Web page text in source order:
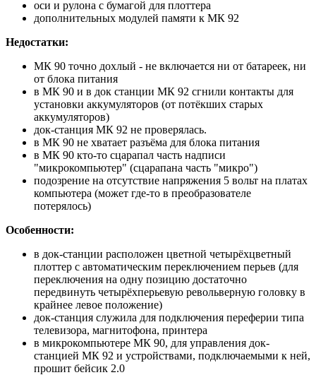
оси и рулона с бумагой для плоттера
дополнительных модулей памяти к МК 92
Недостатки:
МК 90 точно дохлый - не включается ни от батареек, ни
от блока питания
в МК 90 и в док станции МК 92 сгнили контакты для
установки аккумуляторов (от потёкших старых
аккумуляторов)
док-станция МК 92 не проверялась.
в МК 90 не хватает разъёма для блока питания
в МК 90 кто-то сцарапал часть надписи
"микрокомпьютер" (сцарапана часть "микро")
подозрение на отсутствие напряжения 5 вольт на платах
компьютера (может где-то в преобразователе
потерялось)
Особенности:
в док-станции расположен цветной четырёхцветный
плоттер с автоматическим переключением перьев (для
переключения на одну позицию достаточно
передвинуть четырёхперьевую револьверную головку в
крайнее левое положение)
док-станция служила для подключения переферии типа
телевизора, магнитофона, принтера
в микрокомпьютере МК 90, для управления док-
станцией МК 92 и устройствами, подключаемыми к ней,
прошит бейсик 2.0